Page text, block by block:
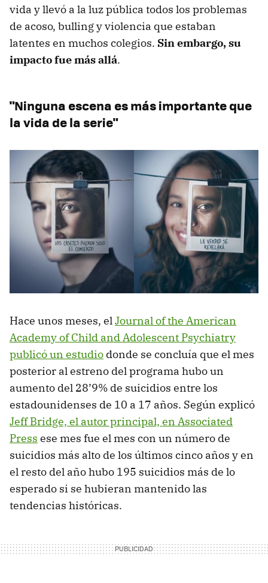
vida y llevó a la luz pública todos los problemas
de acoso, bulling y violencia que estaban
latentes en muchos colegios. Sin embargo, su
impacto fue más allá.
"Ninguna escena es más importante que
la vida de la serie"
Hace unos meses, elJournal of the American
Academy of Child and Adolescent Psychiatry
publicó un estudio donde se concluía que el mes
posterior al estreno del programa hubo un
aumento del 28’9% de suicidios entre los
estadounidenses de 10 a 17 años. Según explicó
Jeff Bridge, el autor principal, en Associated
Press ese mes fue el mes con un número de
suicidios más alto de los últimos cinco años y en
el resto del año hubo 195 suicidios más de lo
esperado si se hubieran mantenido las
tendencias históricas.